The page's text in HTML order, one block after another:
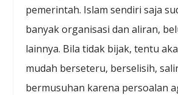
pemerintah. Islam sendiri saja
banyak organisasi dan aliran,
lainnya. Bila tidak bijak, tentu
mudah berseteru, berselisih,
bermusuhan karena persoalan